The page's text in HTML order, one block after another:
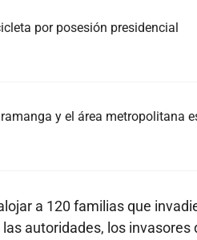
por posesión presidencial
y el área metropolitana
a 120 familias que
autoridades, los